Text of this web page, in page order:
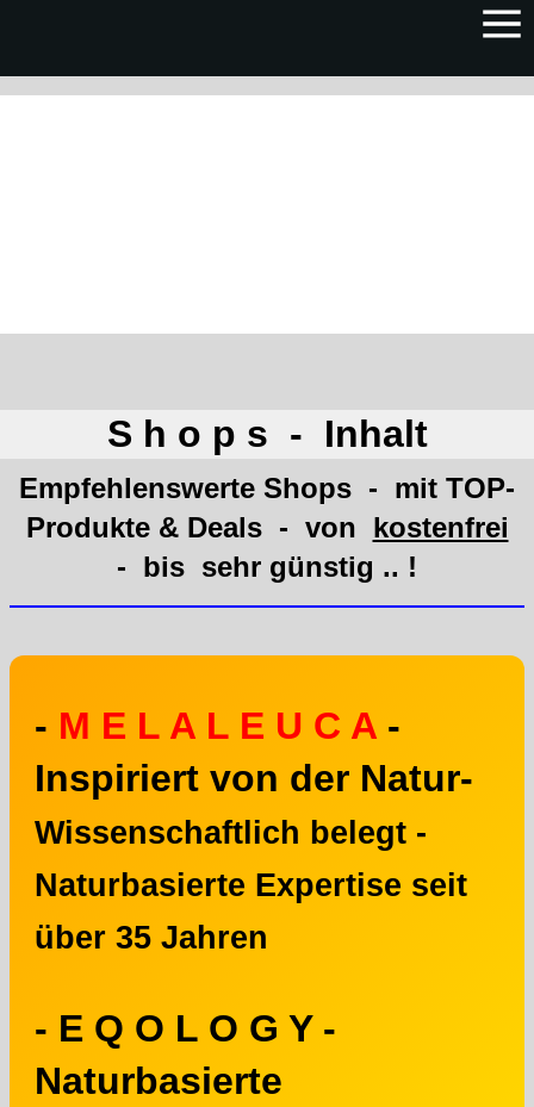
S h o p s - Inhalt
Empfehlenswerte Shops - mit TOP-
Produkte & Deals - von kostenfrei
- bis sehr günstig .. !
- M E L A L E U C A -
Inspiriert von der Natur-
Wissenschaftlich belegt -
Naturbasierte Expertise seit
über 35 Jahren
- E Q O L O G Y -
Naturbasierte